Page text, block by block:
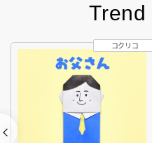
Trend
コクリコ